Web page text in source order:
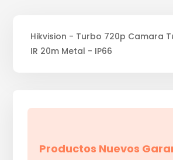
Hikvision - Turbo 720p Camara
IR 20m Metal - IP66
Productos Nuevos